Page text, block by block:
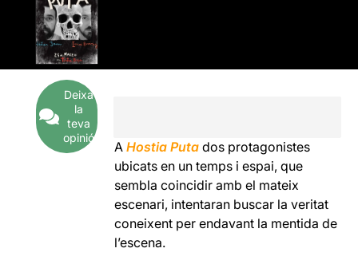
Deixa
la
teva
opinió
AHostia Puta dos protagonistes
ubicats en un temps i espai, que
sembla coincidir amb el mateix
escenari, intentaran buscar la veritat
coneixent per endavant la mentida de
l’escena.